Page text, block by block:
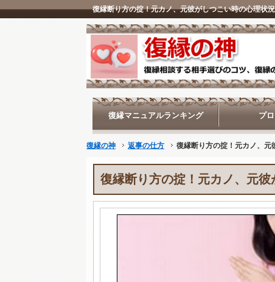
復縁マニュアルランキング プ
復縁の神 返事の仕方 復縁断り方の掟！元カノ、元
復縁断り方の掟！元カノ、元